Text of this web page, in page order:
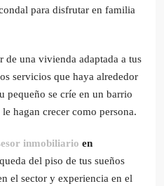
para disfrutar en familia
de una vivienda adaptada a tus
servicios que haya alrededor
pequeño se críe en un barrio
hagan crecer como persona.
inmobiliario en
del piso de tus sueños
el sector y experiencia en el